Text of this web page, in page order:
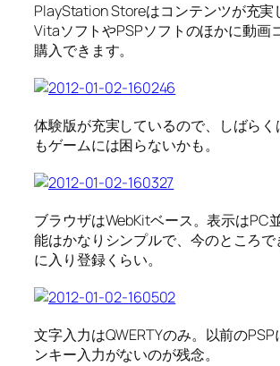
PlayStation Storeはコンテンツが充実
VitaソフトやPSPソフトのほかに動画
購入できます。
体験版が充実しているので、しばら
もゲームには困らないかも。
ブラウザはWebKitベース。表示はPC
能はかなりシンプルで、今のところ
に入り登録くらい。
文字入力はQWERTYのみ。以前の
ンキー入力がないのが残念。